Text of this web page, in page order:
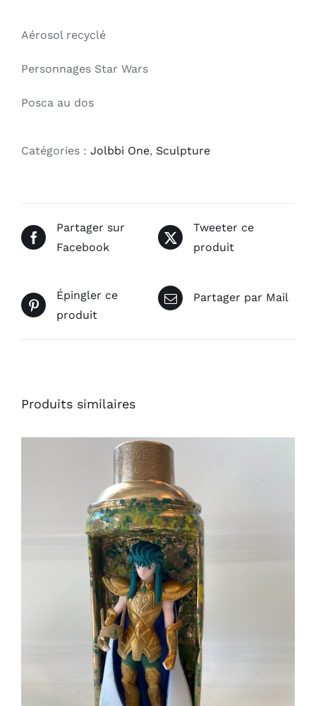
Aérosol recyclé
Personnages Star Wars
Posca au dos
Catégories : Jolbbi One, Sculpture
Partager sur
Facebook
Tweeter ce
produit
Épingler ce
produit
Partager par Mail
Produits similaires
AJOUTER AU PANIER